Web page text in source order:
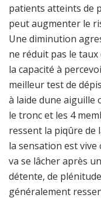
patients atteints de
peut augmenter le
Une diminution
ne réduit pas le
la capacité à
meilleur test de
à laide dune aiguille
le tronc et les 4
ressent la piqûre de
la sensation est
va se lâcher après
détente, de
généralement